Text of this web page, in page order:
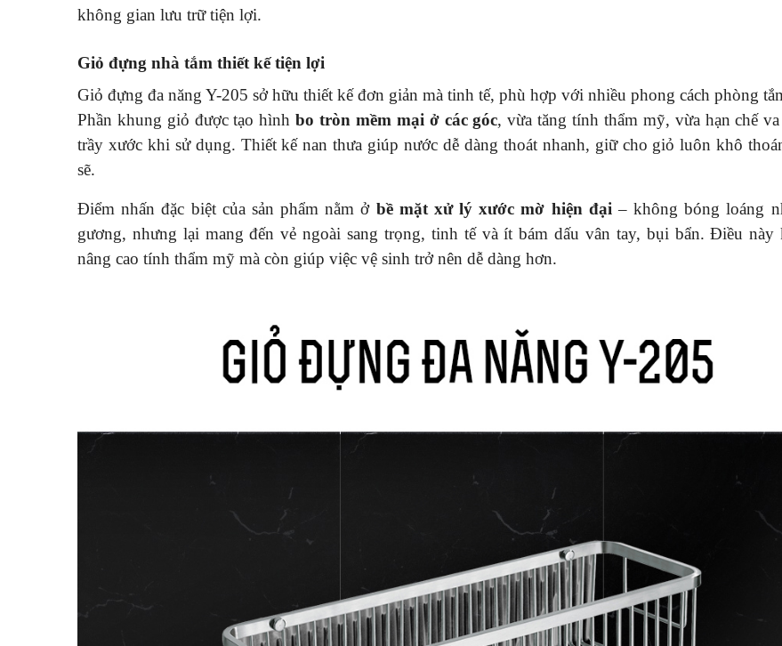
không gian lưu trữ tiện lợi.
Giỏ đựng nhà tắm thiết kế tiện lợi
Giỏ đựng đa năng Y-205 sở hữu thiết kế đơn giản mà tinh tế, phù hợp với nhiều phong cách phòng
Phần khung giỏ được tạo hìnhbo tròn mềm mại ở các góc, vừa tăng tính thẩm mỹ, vừa hạn chế
trầy xước khi sử dụng. Thiết kế nan thưa giúp nước dễ dàng thoát nhanh, giữ cho giỏ luôn khô
sẽ.
Điểm nhấn đặc biệt của sản phẩm nằm ở bề mặt xử lý xước mờ hiện đại – không bóng loáng
gương, nhưng lại mang đến vẻ ngoài sang trọng, tinh tế và ít bám dấu vân tay, bụi bẩn. Điều này
nâng cao tính thẩm mỹ mà còn giúp việc vệ sinh trở nên dễ dàng hơn.